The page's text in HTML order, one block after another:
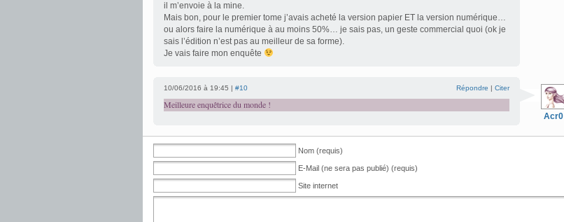
il m’envoie à la mine.
Mais bon, pour le premier tome j’avais acheté la version papier ET la version numérique…
ou alors faire la numérique à au moins 50%… je sais pas, un geste commercial quoi (ok je
sais l’édition n’est pas au meilleur de sa forme).
Je vais faire mon enquête
Acr0
10/06/2016 à 19:45 | #10 Répondre | Citer
Meilleure enquêtrice du monde !
Nom (requis)
E-Mail (ne sera pas publié) (requis)
Site internet